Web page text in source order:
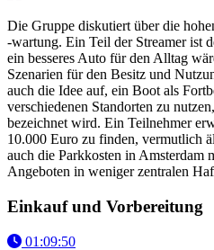
Die Gruppe diskutiert über die
-wartung. Ein Teil der Streamer ist
ein besseres Auto für den Alltag
Szenarien für den Besitz und
auch die Idee auf, ein Boot als
verschiedenen Standorten zu
bezeichnet wird. Ein Teilnehmer
10.000 Euro zu finden, vermutlich
auch die Parkkosten in Amsterdam
Angeboten in weniger zentralen
Einkauf und Vorbereitung
01:09:50